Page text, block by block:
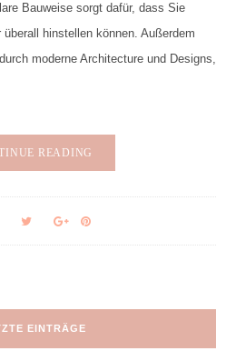
Bauweise sorgt dafür, dass Sie
hinstellen können. Außerdem
moderne Architecture und Designs,
READING
EINTRÄGE